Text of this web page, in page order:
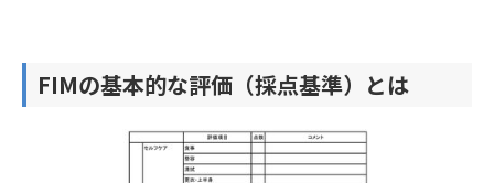
FIMの基本的な評価（採点基準）とは